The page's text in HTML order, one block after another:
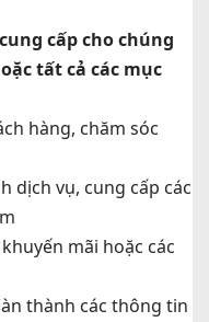
cấp cho chúng
tất cả các mục
hàng, chăm sóc
dịch vụ, cung cấp các
mãi hoặc các
thành các thông tin